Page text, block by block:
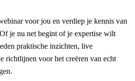
voor jou en verdiep je kennis van
je nu net begint of je expertise wilt
praktische inzichten, live
richtlijnen voor het creëren van echt